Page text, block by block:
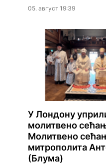
05. август 19:39
У Лондону
молитвено
Молитвено
митрополита
(Блума)